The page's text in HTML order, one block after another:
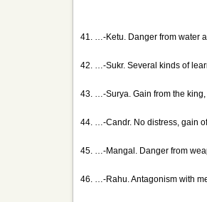
41. …-Ketu. Danger from water
42. …-Sukr. Several kinds of
43. …-Surya. Gain from the
44. …-Candr. No distress, gain
45. …-Mangal. Danger from
46. …-Rahu. Antagonism with